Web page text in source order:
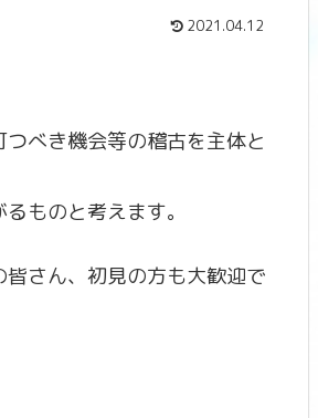
2021.04.12
べき機会等の稽古を主体と
ものと考えます。
さん、初見の方も大歓迎で